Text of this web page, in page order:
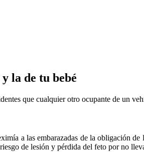
la de tu bebé
que cualquier otro ocupante de un
a las embarazadas de la obligación
de lesión y pérdida del feto por no